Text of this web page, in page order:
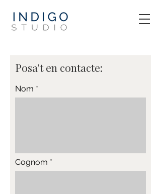
Posa't en contacte:
Nom
Cognom